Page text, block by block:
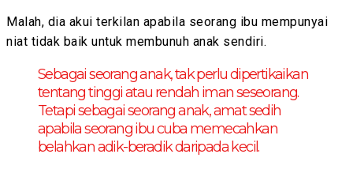
Malah, dia akui terkilan apabila seorang ibu mempunyai
niat tidak baik untuk membunuh anak sendiri.
Sebagai seorang anak, tak perlu dipertikaikan
tentang tinggi atau rendah iman seseorang.
Tetapi sebagai seorang anak, amat sedih
apabila seorang ibu cuba memecahkan
belahkan adik-beradik daripada kecil.